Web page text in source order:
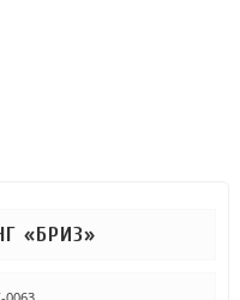
«БРИЗ»